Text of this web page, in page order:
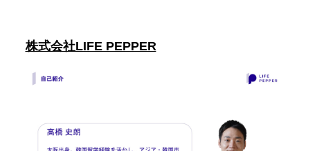
株式会社LIFE PEPPER